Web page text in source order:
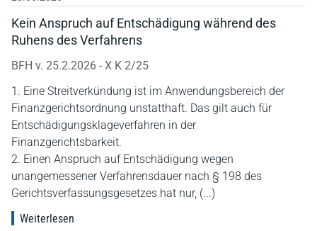
Kein Anspruch auf Entschädigung während des
Ruhens des Verfahrens
BFH v. 25.2.2026 - X K 2/25
1. Eine Streitverkündung ist im Anwendungsbereich der
Finanzgerichtsordnung unstatthaft. Das gilt auch für
Entschädigungsklageverfahren in der
Finanzgerichtsbarkeit.
2. Einen Anspruch auf Entschädigung wegen
unangemessener Verfahrensdauer nach § 198 des
Gerichtsverfassungsgesetzes hat nur, (...)
Weiterlesen